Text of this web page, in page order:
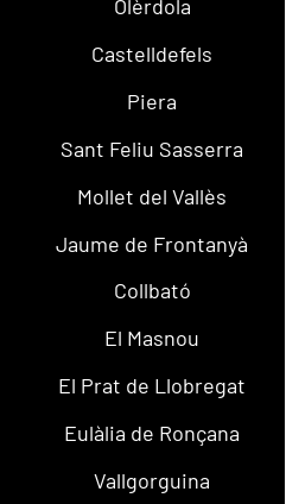
Olèrdola
Castelldefels
Piera
Sant Feliu Sasserra
Mollet del Vallès
Jaume de Frontanyà
Collbató
El Masnou
El Prat de Llobregat
Eulàlia de Ronçana
Vallgorguina